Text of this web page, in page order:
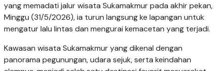
yang memadati jalur wisata Sukamakmur pada akhir pekan,
Minggu (31/5/2026), ia turun langsung ke lapangan untuk
mengatur lalu lintas dan mengurai kemacetan yang terjadi.
Kawasan wisata Sukamakmur yang dikenal dengan
panorama pegunungan, udara sejuk, serta keindahan